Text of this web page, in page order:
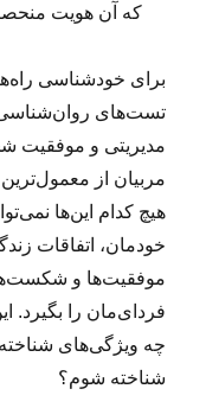
که آن هویت
برای خودشناسی
تست‌های
مدیریتی و موفقیت
مربیان از
هیچ کدام این‌ها
خودمان، اتفاقات
موفقیت‌ها و
فردای‌مان را بگیرد.
چه ویژگی‌های
شناخته شوم؟